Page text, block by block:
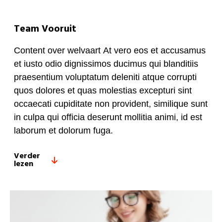
Kinderen en jongeren
Team Vooruit
Content over welvaart At vero eos et accusamus
et iusto odio dignissimos ducimus qui blanditiis
praesentium voluptatum deleniti atque corrupti
quos dolores et quas molestias excepturi sint
occaecati cupiditate non provident, similique sunt
in culpa qui officia deserunt mollitia animi, id est
laborum et dolorum fuga.
Verder
lezen